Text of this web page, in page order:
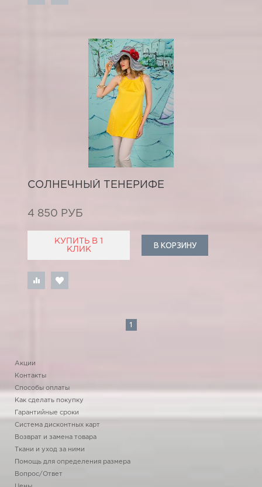
СОЛНЕЧНЫЙ ТЕНЕРИФЕ
4 850 РУБ
КУПИТЬ В 1
КЛИК
В КОРЗИНУ
1
Акции
Контакты
Способы оплаты
Как сделать покупку
Гарантийные сроки
Система дисконтных карт
Возврат и замена товара
Ткани и уход за ними
Помощь для определения размера
Вопрос/Ответ